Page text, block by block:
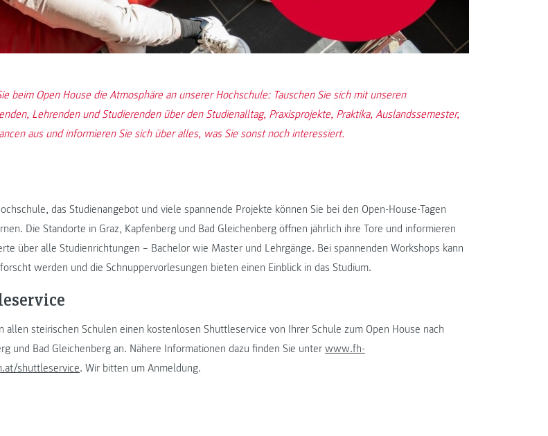
beim Open House die Atmosphäre an unserer Hochschule: Tauschen Sie sich mit unseren
Lehrenden und Studierenden über den Studienalltag, Praxisprojekte, Praktika, Auslandssemester,
aus und informieren Sie sich über alles, was Sie sonst noch interessiert.
das Studienangebot und viele spannende Projekte können Sie bei den Open-House-Tagen
Die Standorte in Graz, Kapfenberg und Bad Gleichenberg öffnen jährlich ihre Tore und informieren
über alle Studienrichtungen – Bachelor wie Master und Lehrgänge. Bei spannenden Workshops kann
werden und die Schnuppervorlesungen bieten einen Einblick in das Studium.
allen steirischen Schulen einen kostenlosen Shuttleservice von Ihrer Schule zum Open House nach
und Bad Gleichenberg an. Nähere Informationen dazu finden Sie unter www.fh-
shuttleservice. Wir bitten um Anmeldung.